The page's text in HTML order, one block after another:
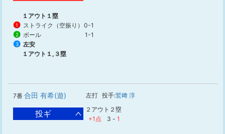
１アウト１塁
1 ストライク（空振り） 0-1
2 ボール 1-1
3
左安
１アウト１,３塁
7番 合田 有希(遊) 左打 投手:鷲﨑 淳
投ギ
２アウト２塁
+1点
3 - 1